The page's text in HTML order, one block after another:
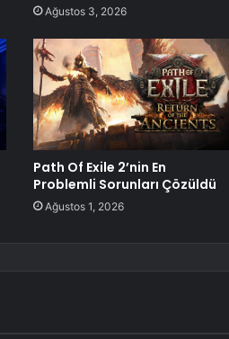
Ağustos 3, 2026
Path Of Exile 2’nin En
Problemli Sorunları Çözüldü
Ağustos 1, 2026